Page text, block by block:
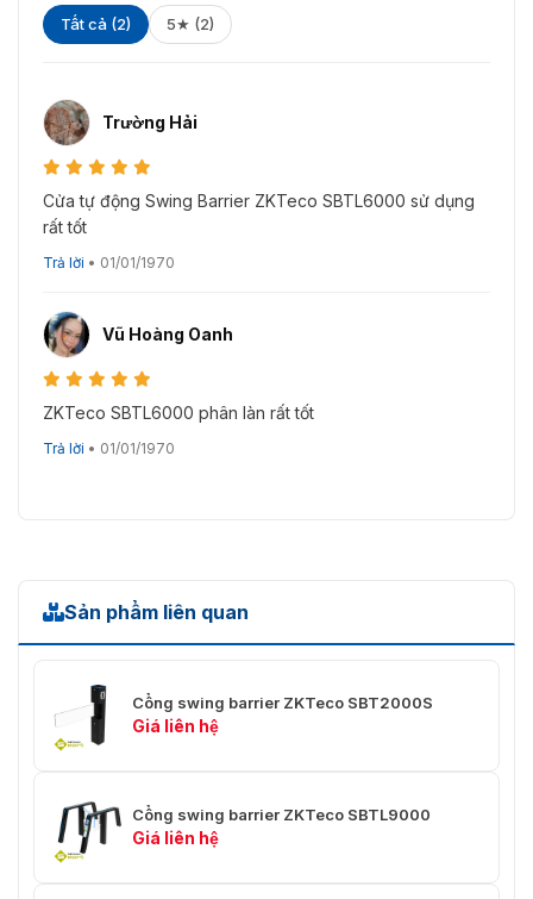
được chúng tôi nhập khẩu trực tiếp từ nhà sản xuất nên
đảm bảo về chất lượng và giá cả.
nhận báo giá sản phẩm sớm nhất!!!
Tất cả (2) 5★ (2)
Trường Hải
Cửa tự động Swing Barrier ZKTeco SBTL6000 sử dụng
rất tốt
Trả lời • 01/01/1970
Vũ Hoàng Oanh
ZKTeco SBTL6000 phân làn rất tốt
Trả lời • 01/01/1970
Sản phẩm liên quan
Cổng swing barrier ZKTeco SBT2000S
Giá liên hệ
Cổng swing barrier ZKTeco SBTL9000
Giá liên hệ